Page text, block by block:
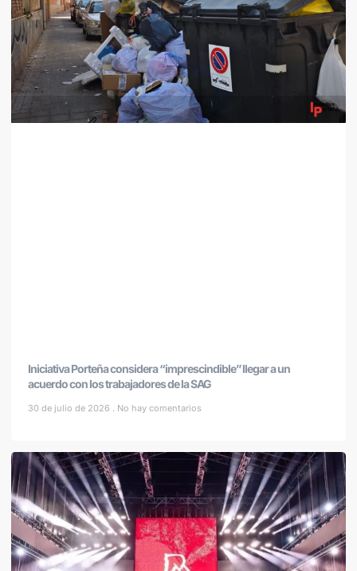
Iniciativa Porteña considera “imprescindible” llegar a un
acuerdo con los trabajadores de la SAG
30 de julio de 2026 No hay comentarios